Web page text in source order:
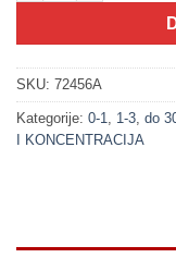
SKU: 72456A
Kategorije: 0-1 1-3 do
I KONCENTRACIJA